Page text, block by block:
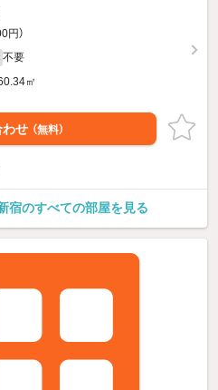
円）
不要
㎡
わせ （無料）
宿のすべての部屋を見る